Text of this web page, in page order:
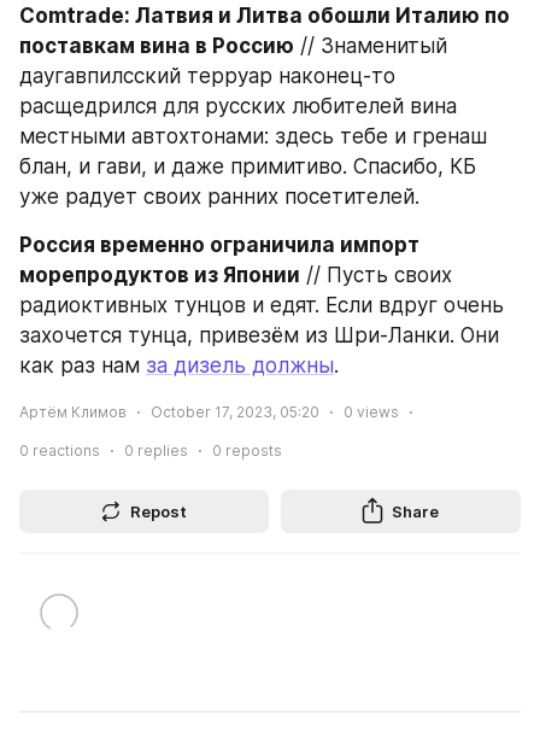
Comtrade: Латвия и Литва обошли Италию по
поставкам вина в Россию // Знаменитый
даугавпилсский терруар наконец-то
расщедрился для русских любителей вина
местными автохтонами: здесь тебе и гренаш
блан, и гави, и даже примитиво. Спасибо, КБ
уже радует своих ранних посетителей.
Россия временно ограничила импорт
морепродуктов из Японии // Пусть своих
радиоктивных тунцов и едят. Если вдруг очень
захочется тунца, привезём из Шри-Ланки. Они
как раз нам за дизель должны.
Артём Климов October 17, 2023, 05:20 0 views
0 reactions 0 replies 0 reposts
Repost Share